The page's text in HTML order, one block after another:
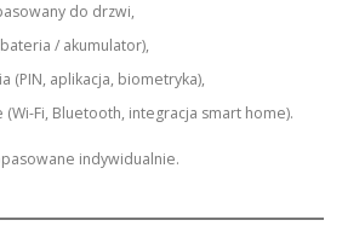
do drzwi,
/ akumulator),
(PIN, aplikacja, biometryka),
Fi, Bluetooth, integracja smart home).
indywidualnie.